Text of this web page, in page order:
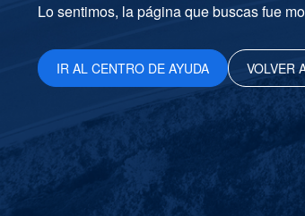
Lo sentimos, la página que buscas fue
IR AL CENTRO DE AYUDA VOLVER